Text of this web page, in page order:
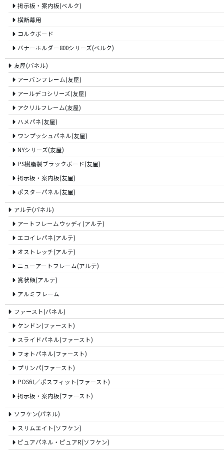
掲示板・案内板(ベルク)
横断幕用
コルクボード
バナーホルダー800シリーズ(ベルク)
友屋(パネル)
アーバンフレーム(友屋)
アールデコシリーズ(友屋)
アクリルフレーム(友屋)
ハメパネ(友屋)
ワンプッシュパネル(友屋)
NYシリーズ(友屋)
PS樹脂製ブラックボード(友屋)
掲示板・案内板(友屋)
ポスターパネル(友屋)
アルテ(パネル)
アートフレームウッディ(アルテ)
エコイレパネ(アルテ)
オストレッチ(アルテ)
ニューアートフレーム(アルテ)
賞状額(アルテ)
アルミフレーム
ファースト(パネル)
ケンドン(ファースト)
スライドパネル(ファースト)
フォトパネル(ファースト)
プリンパ(ファースト)
POSfit／ポスフィット(ファースト)
掲示板・案内板(ファースト)
ソフケン(パネル)
スリムエイト(ソフケン)
ピュアパネル・ピュアR(ソフケン)